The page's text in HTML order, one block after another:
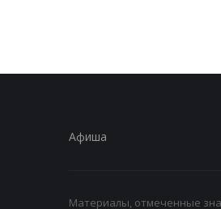
Афиша
Материалы, отмеченные